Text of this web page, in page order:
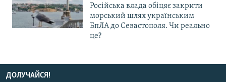
Російська влада обіцяє закрити
морський шлях українським
БпЛА до Севастополя. Чи реально
це?
ДОЛУЧАЙСЯ!